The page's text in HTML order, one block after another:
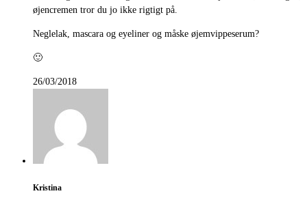
øjencremen tror du jo ikke rigtigt på.
Neglelak, mascara og eyeliner og måske øjemvippeserum?
🙂
26/03/2018
Kristina